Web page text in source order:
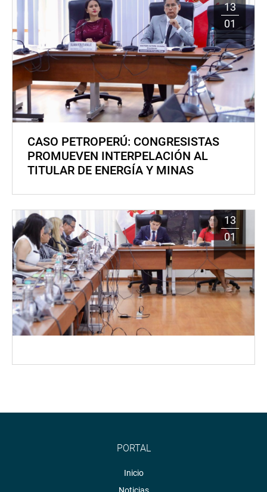
13
01
CASO PETROPERÚ: CONGRESISTAS
PROMUEVEN INTERPELACIÓN AL
TITULAR DE ENERGÍA Y MINAS
13
01
PORTAL
Inicio